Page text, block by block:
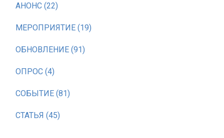
АНОНС (22)
МЕРОПРИЯТИЕ (19)
ОБНОВЛЕНИЕ (91)
ОПРОС (4)
СОБЫТИЕ (81)
СТАТЬЯ (45)